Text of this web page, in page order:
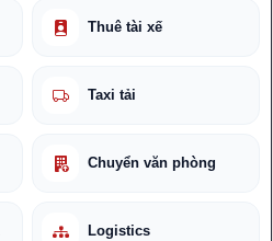
Thuê tài xế
Taxi tải
Chuyển văn phòng
Logistics